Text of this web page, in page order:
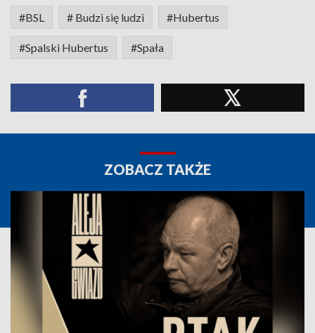
#BSL # Budzi się ludzi #Hubertus
#Spalski Hubertus #Spała
ZOBACZ TAKŻE